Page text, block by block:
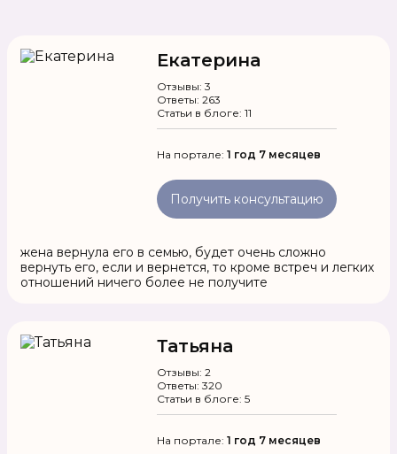
Екатерина
Отзывы: 3
Ответы: 263
Статьи в блоге: 11
На портале: 1 год 7 месяцев
Получить консультацию
жена вернула его в семью, будет очень сложно
вернуть его, если и вернется, то кроме встреч и легких
отношений ничего более не получите
Татьяна
Отзывы: 2
Ответы: 320
Статьи в блоге: 5
На портале: 1 год 7 месяцев